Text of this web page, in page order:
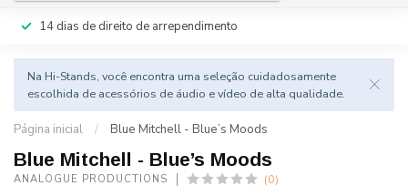
14 dias de direito de arrependimento
Na Hi-Stands, você encontra uma seleção cuidadosamente
escolhida de acessórios de áudio e vídeo de alta qualidade.
Página inicial / Blue Mitchell - Blue’s Moods
Blue Mitchell - Blue’s Moods
ANALOGUE PRODUCTIONS (0)